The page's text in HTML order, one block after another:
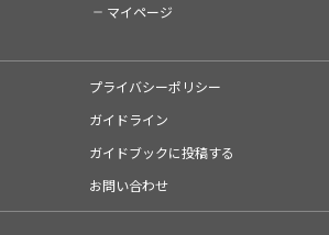
マイページ
プライバシーポリシー
ガイドライン
ガイドブックに投稿する
お問い合わせ